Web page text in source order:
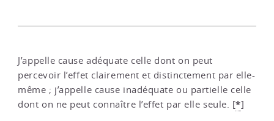
J’appelle cause adéquate celle dont on peut
percevoir l’effet clairement et distinctement par elle-
même ; j’appelle cause inadéquate ou partielle celle
dont on ne peut connaître l’effet par elle seule. [*]